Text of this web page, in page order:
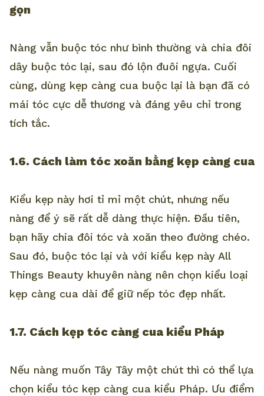
gọn
Nàng vẫn buộc tóc như bình thường và chia đôi
dây buộc tóc lại, sau đó lộn đuôi ngựa. Cuối
cùng, dùng kẹp càng cua buộc lại là bạn đã có
mái tóc cực dễ thương và đáng yêu chỉ trong
tích tắc.
1.6. Cách làm tóc xoăn bằng kẹp càng cua
Kiểu kẹp này hơi tỉ mỉ một chút, nhưng nếu
nàng để ý sẽ rất dễ dàng thực hiện. Đầu tiên,
bạn hãy chia đôi tóc và xoăn theo đường chéo.
Sau đó, buộc tóc lại và với kiểu kẹp này All
Things Beauty khuyên nàng nên chọn kiểu loại
kẹp càng cua dài để giữ nếp tóc đẹp nhất.
1.7. Cách kẹp tóc càng cua kiểu Pháp
Nếu nàng muốn Tây Tây một chút thì có thể lựa
chọn kiểu tóc kẹp càng cua kiểu Pháp. Ưu điểm